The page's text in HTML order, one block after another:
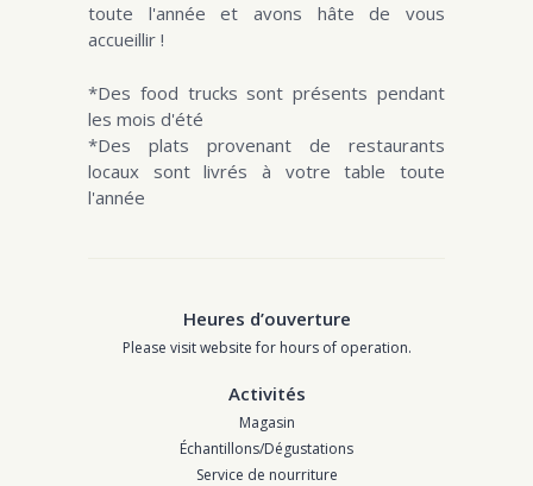
toute l'année et avons hâte de vous
accueillir !
*Des food trucks sont présents pendant
les mois d'été
*Des plats provenant de restaurants
locaux sont livrés à votre table toute
l'année
Heures d’ouverture
Please visit website for hours of operation.
Activités
Magasin
Échantillons/Dégustations
Service de nourriture